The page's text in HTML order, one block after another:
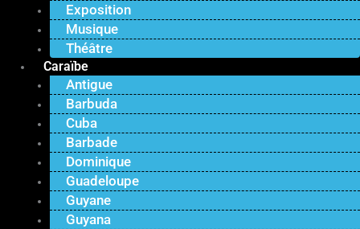
Exposition
Musique
Théâtre
Caraïbe
Antigue
Barbuda
Cuba
Barbade
Dominique
Guadeloupe
Guyane
Guyana